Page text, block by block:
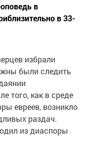
в
в 33-
избрали
были следить
того, как в среде
евреев, возникло
раздач.
из диаспоры